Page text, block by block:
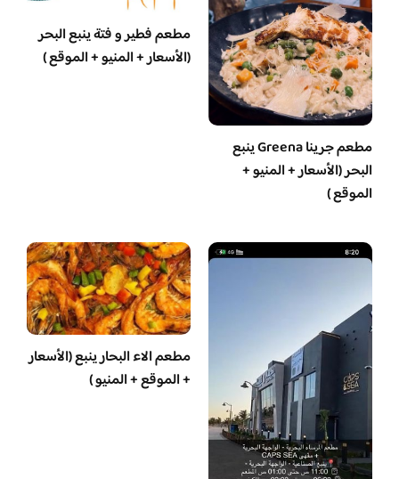
مطعم جرينا Greena ينبع
البحر (الأسعار + المنيو +
الموقع )
مطعم فطير و فتة ينبع البحر
(الأسعار + المنيو + الموقع )
مطعم الاء البحار ينبع (الأسعار
+ الموقع + المنيو )